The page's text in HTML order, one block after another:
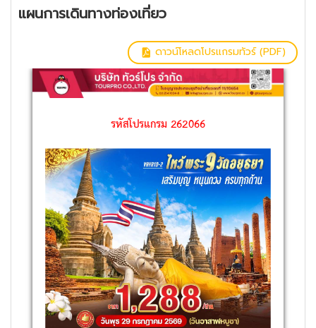
แผนการเดินทางท่องเที่ยว
ดาวน์โหลดโปรแกรมทัวร์ (PDF)